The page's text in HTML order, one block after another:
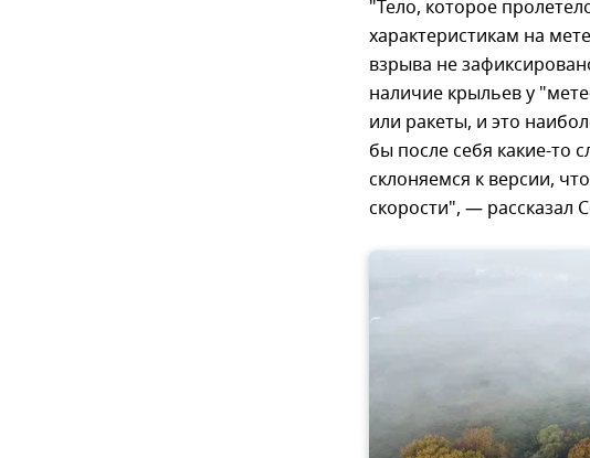
"Тело, которое
характеристикам на
взрыва не
наличие крыльев у
или ракеты, и это
бы после себя какие-то
склоняемся к версии,
скорости", — рассказал